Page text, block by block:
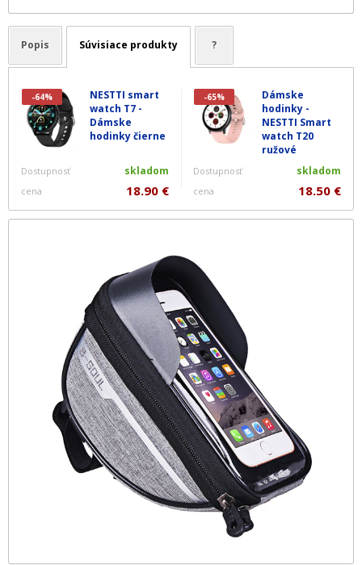
Popis Súvisiace produkty ?
-64%
NESTTI smart
watch T7 -
Dámske
hodinky čierne
Dostupnosť skladom
cena 18.90 €
-65%
Dámske
hodinky -
NESTTI Smart
watch T20
ružové
Dostupnosť skladom
cena 18.50 €